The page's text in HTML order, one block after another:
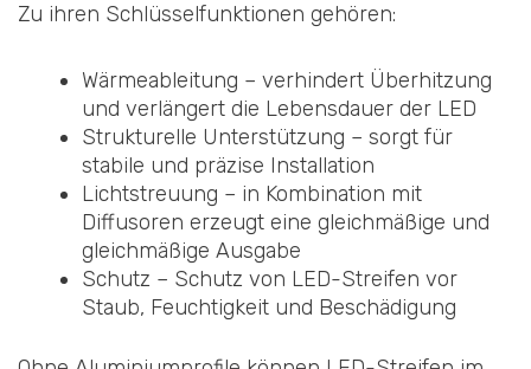
Zu ihren Schlüsselfunktionen gehören:
Wärmeableitung – verhindert Überhitzung
und verlängert die Lebensdauer der LED
Strukturelle Unterstützung – sorgt für
stabile und präzise Installation
Lichtstreuung – in Kombination mit
Diffusoren erzeugt eine gleichmäßige und
gleichmäßige Ausgabe
Schutz – Schutz von LED-Streifen vor
Staub, Feuchtigkeit und Beschädigung